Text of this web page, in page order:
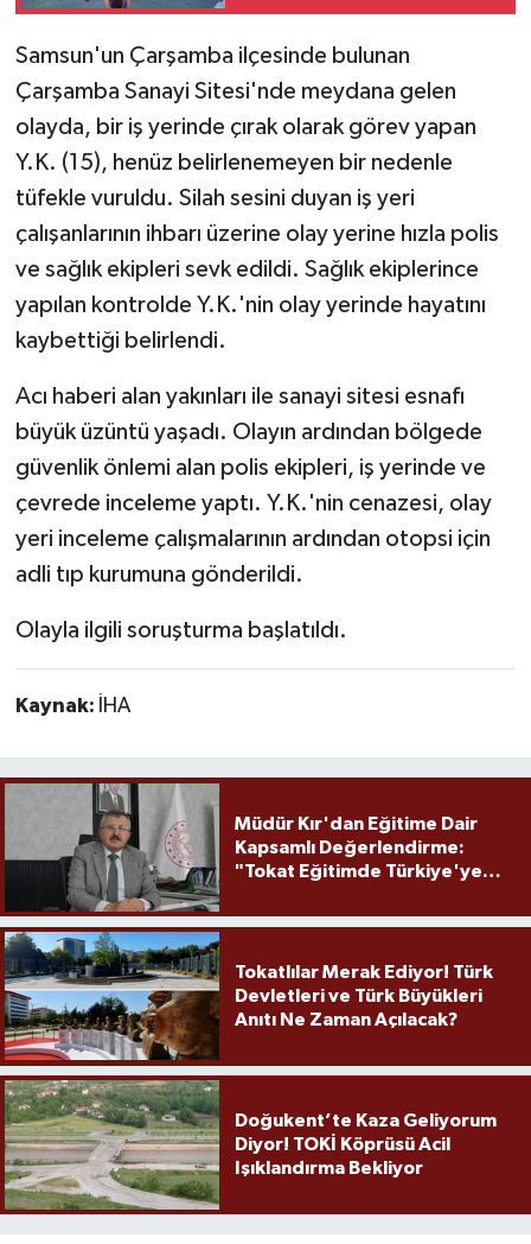
Samsun'un Çarşamba ilçesinde bulunan
Çarşamba Sanayi Sitesi'nde meydana gelen
olayda, bir iş yerinde çırak olarak görev yapan
Y.K. (15), henüz belirlenemeyen bir nedenle
tüfekle vuruldu. Silah sesini duyan iş yeri
çalışanlarının ihbarı üzerine olay yerine hızla polis
ve sağlık ekipleri sevk edildi. Sağlık ekiplerince
yapılan kontrolde Y.K.'nin olay yerinde hayatını
kaybettiği belirlendi.
Acı haberi alan yakınları ile sanayi sitesi esnafı
büyük üzüntü yaşadı. Olayın ardından bölgede
güvenlik önlemi alan polis ekipleri, iş yerinde ve
çevrede inceleme yaptı. Y.K.'nin cenazesi, olay
yeri inceleme çalışmalarının ardından otopsi için
adli tıp kurumuna gönderildi.
Olayla ilgili soruşturma başlatıldı.
Kaynak: İHA
Müdür Kır'dan Eğitime Dair
Kapsamlı Değerlendirme:
"Tokat Eğitimde Türkiye'ye
Tokatlılar Merak Ediyor! Türk
Devletleri ve Türk Büyükleri
Anıtı Ne Zaman Açılacak?
Doğukent’te Kaza Geliyorum
Diyor! TOKİ Köprüsü Acil
Işıklandırma Bekliyor